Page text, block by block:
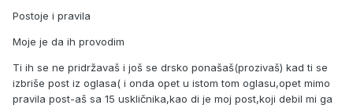
Postoje i pravila
Moje je da ih provodim
Ti ih se ne pridržavaš i još se drsko ponašaš(prozivaš) kad ti se
izbriše post iz oglasa( i onda opet u istom tom oglasu,opet mimo
pravila post-aš sa 15 uskličnika,kao di je moj post,koji debil mi ga